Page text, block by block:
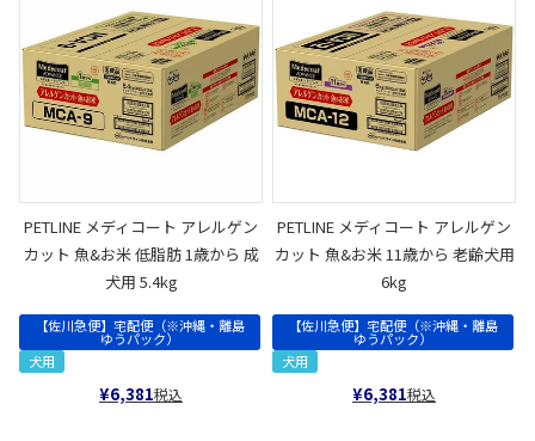
PETLINE メディコート アレルゲン
カット 魚&お米 低脂肪 1歳から 成
犬用 5.4kg
【佐川急便】宅配便（※沖縄・離島
ゆうパック）
犬用
¥6,381税込
PETLINE メディコート アレルゲン
カット 魚&お米 11歳から 老齢犬用
6kg
【佐川急便】宅配便（※沖縄・離島
ゆうパック）
犬用
¥6,381税込